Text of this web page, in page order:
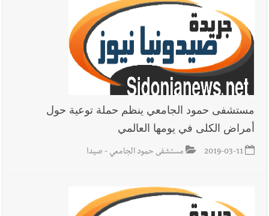
مستشفى حمود الجامعي ينظم حملة توعية حول
أمراض الكلى في يومها العالمي
2019-03-11 مستشفى حمود الجامعي - صيدا